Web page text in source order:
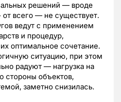
решений — вроде
всего — не существует.
ведут с применением
и процедур,
оптимальное сочетание.
ситуацию, при этом
радуют — нагрузка на
стороны объектов,
заметно снизилась.